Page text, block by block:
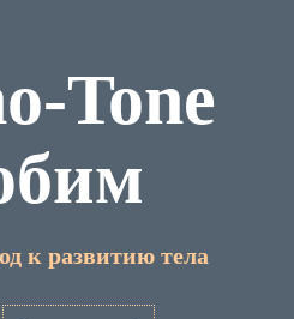
Tone
к развитию тела